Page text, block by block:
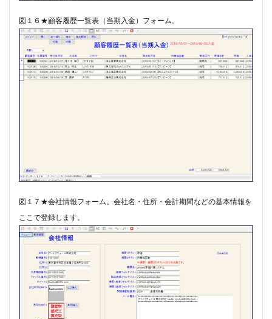
図１６★顧客履歴一覧表（当期入金）フォーム。
図１７★会社情報フォーム。​​会社名・住所・会計期間などの基本情報を
ここで登録します。